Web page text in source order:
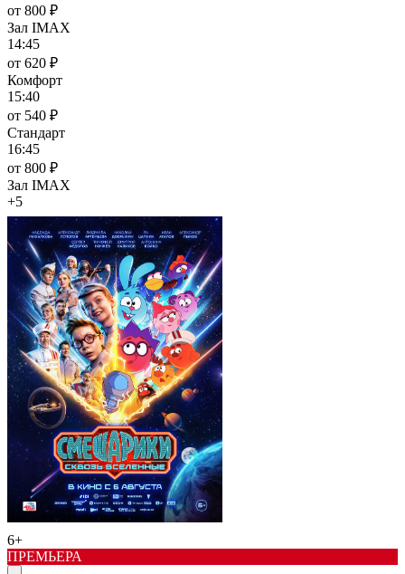
от 800 ₽
Зал IMAX
14:45
от 620 ₽
Комфорт
15:40
от 540 ₽
Стандарт
16:45
от 800 ₽
Зал IMAX
+5
6+
ПРЕМЬЕРА